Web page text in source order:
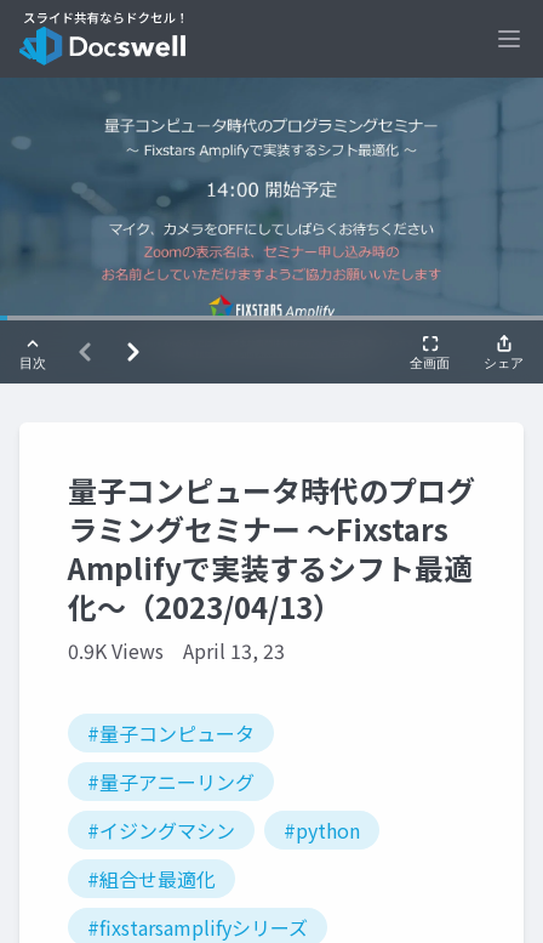
量子コンピュータ時代のプログ
ラミングセミナー ～Fixstars
Amplifyで実装するシフト最適
化～（2023/04/13）
0.9K Views April 13, 23
#量子コンピュータ
#量子アニーリング
#イジングマシン
#python
#組合せ最適化
#fixstarsamplifyシリーズ